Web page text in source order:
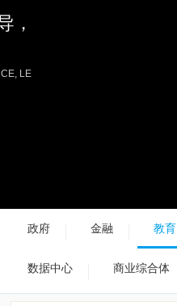
新闻动态
联系我们
，
LE
政府 金融 教育
数据中心 商业综合体